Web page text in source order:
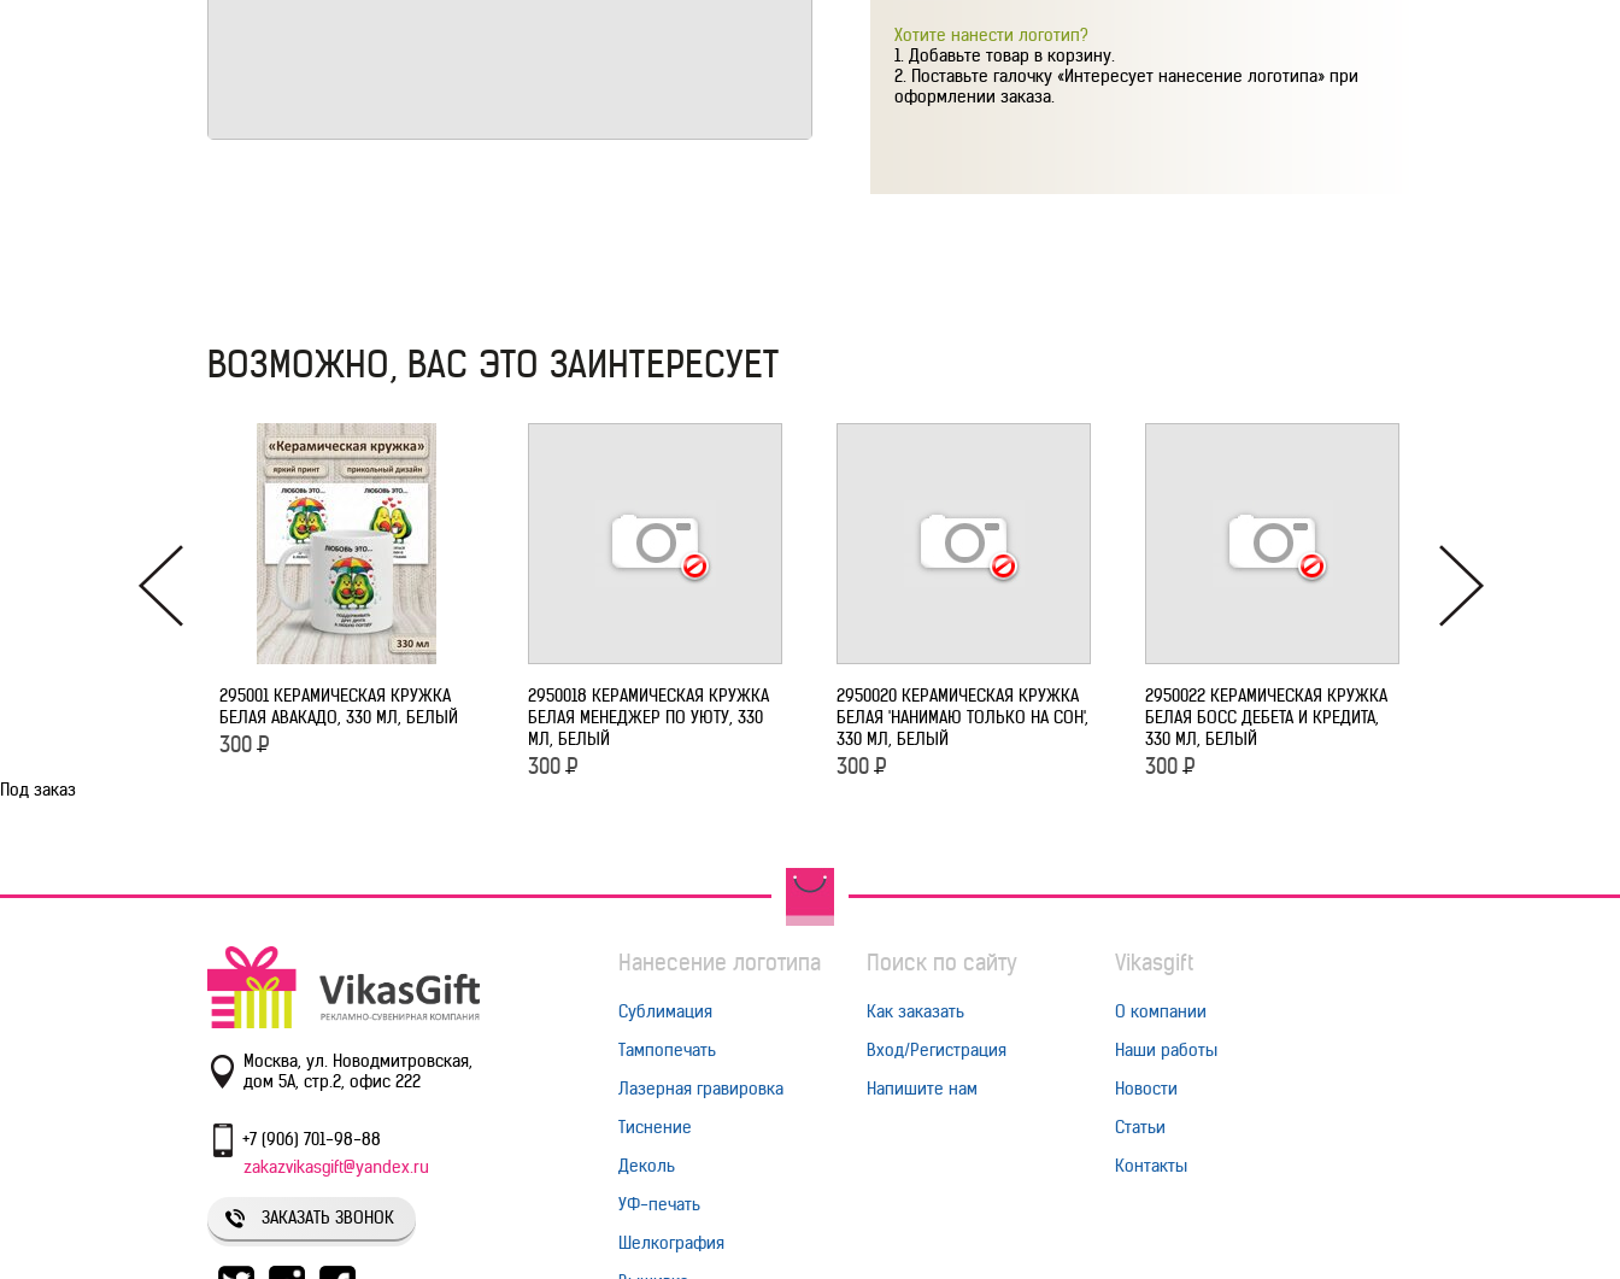
Хотите нанести логотип?
Добавьте товар в корзину.
Поставьте галочку «Интересует нанесение логотипа» при
оформлении заказа.
ВОЗМОЖНО, ВАС ЭТО ЗАИНТЕРЕСУЕТ
295001 КЕРАМИЧЕСКАЯ КРУЖКА
БЕЛАЯ АВАКАДО, 330 МЛ, БЕЛЫЙ
300 Р
2950018 КЕРАМИЧЕСКАЯ КРУЖКА
БЕЛАЯ МЕНЕДЖЕР ПО УЮТУ, 330
МЛ, БЕЛЫЙ
300 Р
2950020 КЕРАМИЧЕСКАЯ КРУЖКА
БЕЛАЯ 'НАНИМАЮ ТОЛЬКО НА СОН',
330 МЛ, БЕЛЫЙ
300 Р
2950022 КЕРАМИЧЕСКАЯ КРУЖКА
БЕЛАЯ БОСС ДЕБЕТА И КРЕДИТА,
330 МЛ, БЕЛЫЙ
300 Р
Под заказ
Москва, ул. Новодмитровская,
дом 5А, стр.2, офис 222
+7 (906) 701-98-88
zakazvikasgift@yandex.ru
ЗАКАЗАТЬ ЗВОНОК
Нанесение логотипа
Сублимация
Тампопечать
Лазерная гравировка
Тиснение
Деколь
УФ-печать
Шелкография
Поиск по сайту
Как заказать
Вход/Регистрация
Напишите нам
Vikasgift
О компании
Наши работы
Новости
Статьи
Контакты